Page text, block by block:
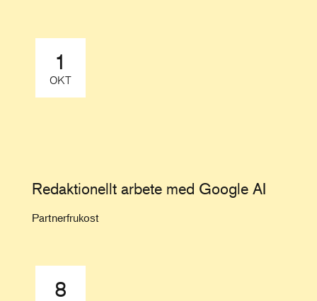
1
OKT
Redaktionellt arbete med Google AI
Partnerfrukost
8